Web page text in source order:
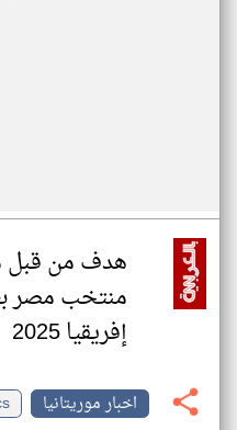
هدف من قبل
منتخب مصر
إفريقيا 2025
اخبار موريتانيا